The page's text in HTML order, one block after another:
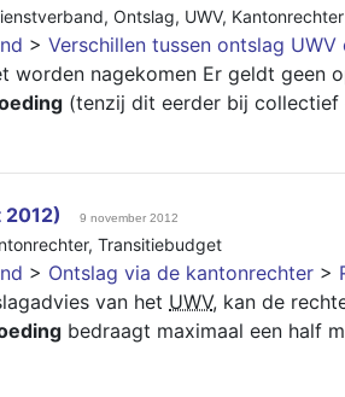
, Ontslag, UWV, Kantonrechter
> Verschillen tussen ontslag
worden nagekomen Er geldt geen
(tenzij dit eerder bij collectief
9 november 2012
, Transitiebudget
> Ontslag via de kantonrechter >
van het UWV, kan de
bedraagt maximaal een half